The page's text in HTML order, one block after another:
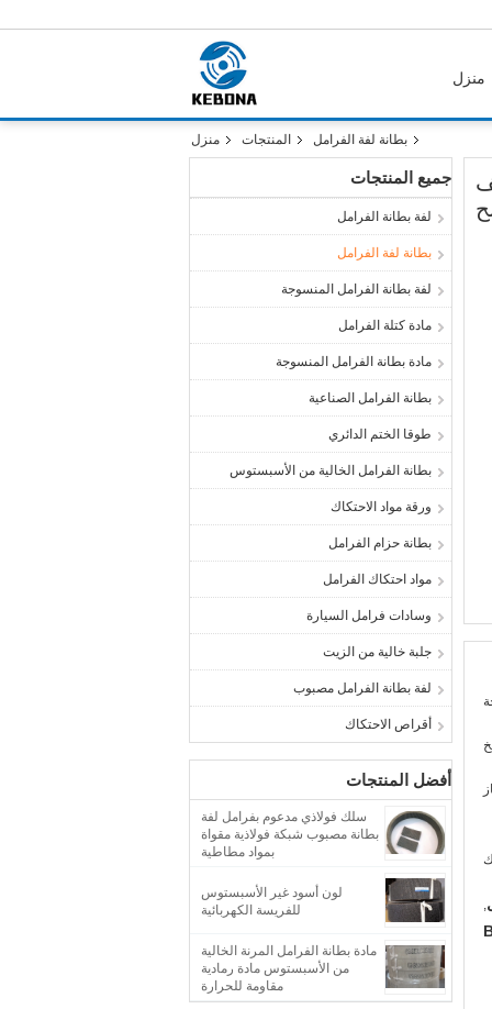
منزل
منزل المنتجات بطانة لفة الفرامل
جميع المنتجات
لفة بطانة الفرامل
بطانة لفة الفرامل
لفة بطانة الفرامل المنسوجة
مادة كتلة الفرامل
مادة بطانة الفرامل المنسوجة
بطانة الفرامل الصناعية
طوقا الختم الدائري
بطانة الفرامل الخالية من الأسبستوس
ورقة مواد الاحتكاك
بطانة حزام الفرامل
مواد احتكاك الفرامل
وسادات فرامل السيارة
جلبة خالية من الزيت
لفة بطانة الفرامل مصبوب
أقراص الاحتكاك
أفضل المنتجات
سلك فولاذي مدعوم بفرامل لفة
بطانة مصبوب شبكة فولاذية مقواة
بمواد مطاطية
لون أسود غير الأسبستوس
للفريسة الكهربائية
مادة بطانة الفرامل المرنة الخالية
من الأسبستوس مادة رمادية
مقاومة للحرارة
,